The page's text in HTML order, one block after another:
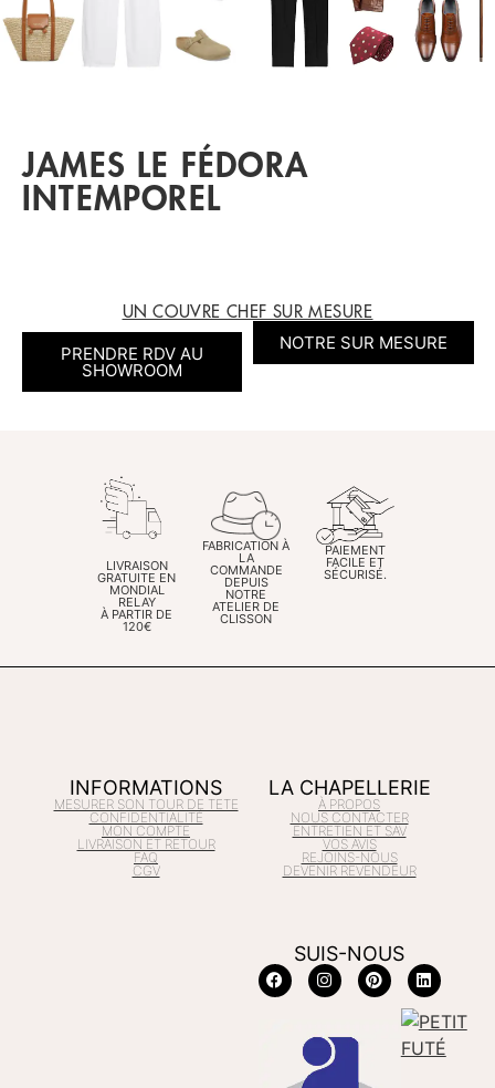
JAMES LE FÉDORA
INTEMPOREL
UN COUVRE CHEF SUR MESURE
PRENDRE RDV AU
SHOWROOM
NOTRE SUR MESURE
LIVRAISON
GRATUITE EN
MONDIAL
RELAY
À PARTIR DE
120€
FABRICATION À
LA
COMMANDE
DEPUIS
NOTRE
ATELIER DE
CLISSON
PAIEMENT
FACILE ET
SÉCURISÉ.
INFORMATIONS
MESURER SON TOUR DE TETE
CONFIDENTIALITÉ
MON COMPTE
LIVRAISON ET RETOUR
FAQ
CGV
LA CHAPELLERIE
À PROPOS
NOUS CONTACTER
ENTRETIEN ET SAV
VOS AVIS
REJOINS-NOUS
DEVENIR REVENDEUR
SUIS-NOUS